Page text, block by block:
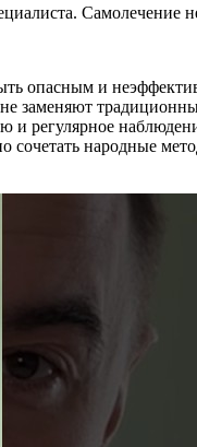
Самолечение
опасным и
заменяют
и регулярное
сочетать народные